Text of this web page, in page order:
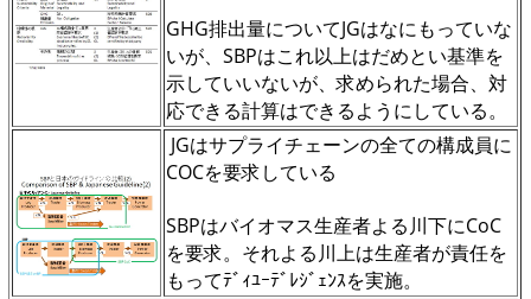
GHG排出量についてJGはなにもっていな
いが、SBPはこれ以上はだめとい基準を
示していいないが、求められた場合、対
応できる計算はできるようにしている。
JGはサプライチェーンの全ての構成員に
COCを要求している
SBPはバイオマス生産者よる川下にCoC
を要求。それよる川上は生産者が責任を
もってﾃﾞｨﾕｰﾃﾞﾚｼﾞｪﾝｽを実施。